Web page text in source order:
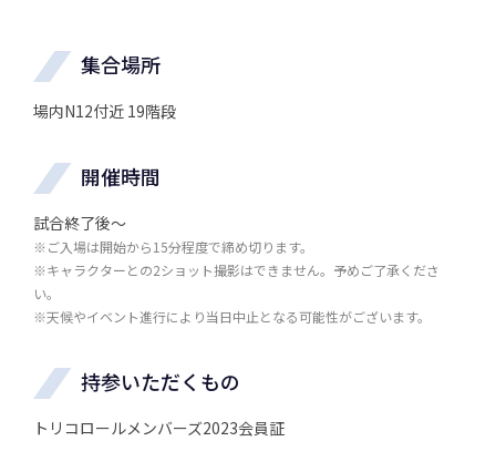
集合場所
場内N12付近 19階段
開催時間
試合終了後～
※ご入場は開始から15分程度で締め切ります。
※キャラクターとの2ショット撮影はできません。予めご了承くださ
い。
※天候やイベント進行により当日中止となる可能性がございます。
持参いただくもの
トリコロールメンバーズ2023会員証